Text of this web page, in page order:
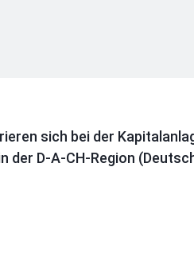
sich bei der
der D-A-CH-Region